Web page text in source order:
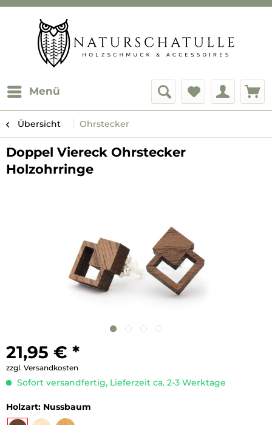
Menü
Übersicht Ohrstecker
Doppel Viereck Ohrstecker
Holzohrringe
21,95 € *
zzgl. Versandkosten
Sofort versandfertig, Lieferzeit ca. 2-3 Werktage
Holzart: Nussbaum